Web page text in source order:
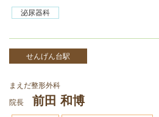
泌尿器科
せんげん台駅
まえだ整形外科
院長
前田 和博